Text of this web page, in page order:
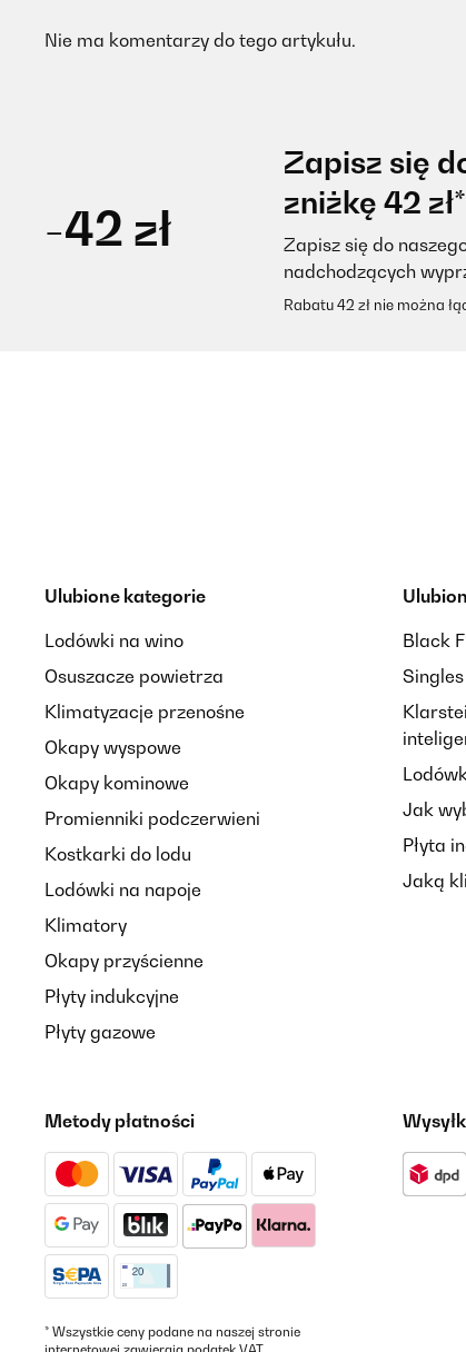
Nie ma komentarzy do tego artykułu.
-42 zł
Zapisz się
zniżkę 42
Zapisz się do
nadchodzących
Rabatu 42 zł nie można
Ulubione kategorie
Lodówki na wino
Osuszacze powietrza
Klimatyzacje przenośne
Okapy wyspowe
Okapy kominowe
Promienniki podczerwieni
Kostkarki do lodu
Lodówki na napoje
Klimatory
Okapy przyścienne
Płyty indukcyjne
Płyty gazowe
Black
Jak
Płyta
Jaką
Metody płatności
* Wszystkie ceny podane na naszej stronie